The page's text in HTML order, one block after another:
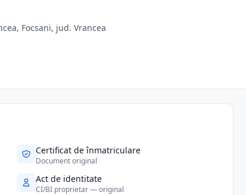
Focsani, jud. Vrancea
Certificat de înmatriculare
Document original
Act de identitate
CI/BI proprietar — original